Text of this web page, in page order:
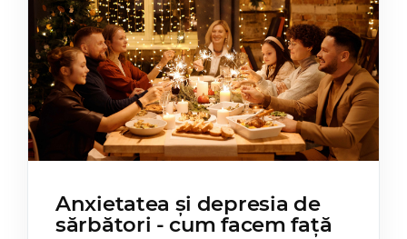
Anxietatea și depresia de
sărbători - cum facem față